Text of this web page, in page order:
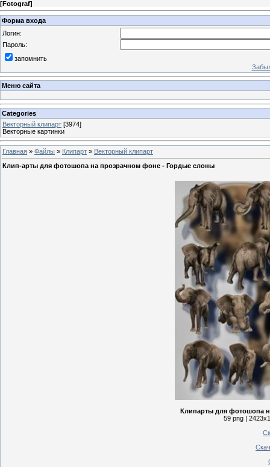
[Fotograf]
Форма входа
Логин:
Пароль:
запомнить
Меню сайта
Categories
Векторный клипарт [3974]
Векторные картинки
Главная » Файлы » Клипарт » Векторный клипарт
Клип-арты для фотошопа на прозрачном фоне - Гордые слоны
Клипарты для фотошопа
59 png |